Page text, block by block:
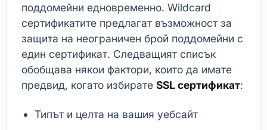
поддомейни едновременно. Wildcard
сертификатите предлагат възможност за
защита на неограничен брой поддомейни с
един сертификат. Следващият списък
обобщава някои фактори, които да имате
предвид, когато избирате SSL сертификат:
Типът и целта на вашия уебсайт